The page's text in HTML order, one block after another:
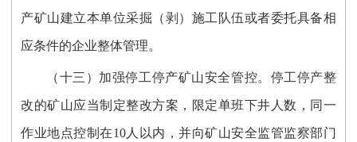
产矿山建立本单位采掘（剥）施工队伍或者委托具备相
应条件的企业整体管理。
（十三）加强停工停产矿山安全管控。停工停产整
改的矿山应当制定整改方案，限定单班下井人数，同一
作业地点控制在10人以内，并向矿山安全监管监察部门